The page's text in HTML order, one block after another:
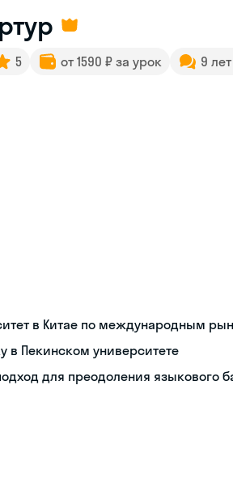
5 от 1590 ₽ за урок 9
в Китае по международным
в Пекинском университете
для преодоления языкового